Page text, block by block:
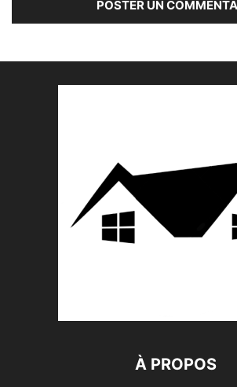
À PROPOS